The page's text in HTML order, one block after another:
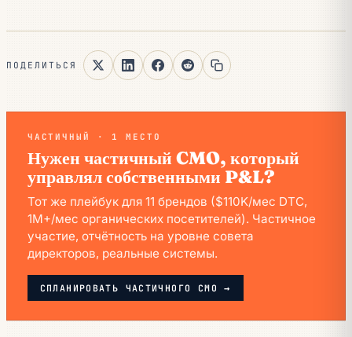
ПОДЕЛИТЬСЯ
ЧАСТИЧНЫЙ · 1 МЕСТО
Нужен частичный CMO, который
управлял собственными P&L?
Тот же плейбук для 11 брендов ($110K/мес DTC,
1M+/мес органических посетителей). Частичное
участие, отчётность на уровне совета
директоров, реальные системы.
СПЛАНИРОВАТЬ ЧАСТИЧНОГО CMO →